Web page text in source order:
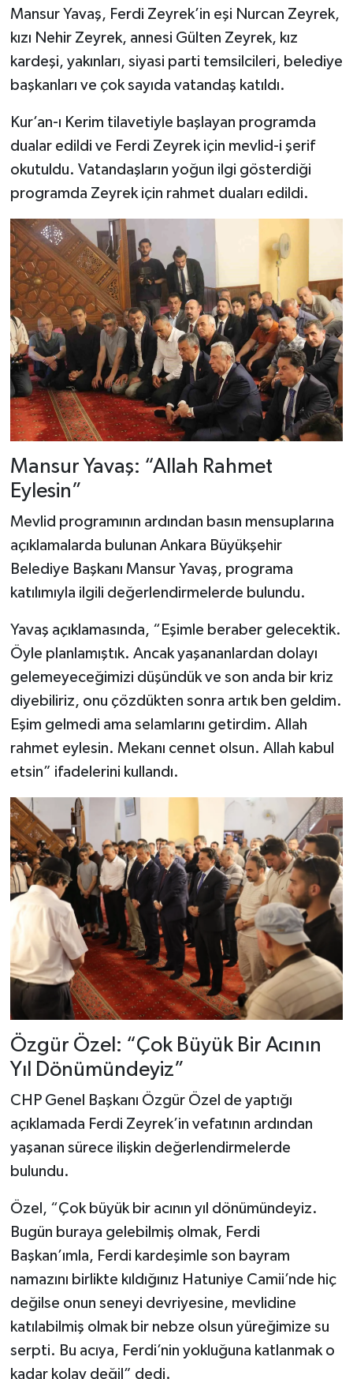
Mansur Yavaş, Ferdi Zeyrek’in eşi Nurcan Zeyrek,
kızı Nehir Zeyrek, annesi Gülten Zeyrek, kız
kardeşi, yakınları, siyasi parti temsilcileri, belediye
başkanları ve çok sayıda vatandaş katıldı.
Kur’an-ı Kerim tilavetiyle başlayan programda
dualar edildi ve Ferdi Zeyrek için mevlid-i şerif
okutuldu. Vatandaşların yoğun ilgi gösterdiği
programda Zeyrek için rahmet duaları edildi.
Mansur Yavaş: “Allah Rahmet
Eylesin”
Mevlid programının ardından basın mensuplarına
açıklamalarda bulunan Ankara Büyükşehir
Belediye Başkanı Mansur Yavaş, programa
katılımıyla ilgili değerlendirmelerde bulundu.
Yavaş açıklamasında, “Eşimle beraber gelecektik.
Öyle planlamıştık. Ancak yaşananlardan dolayı
gelemeyeceğimizi düşündük ve son anda bir kriz
diyebiliriz, onu çözdükten sonra artık ben geldim.
Eşim gelmedi ama selamlarını getirdim. Allah
rahmet eylesin. Mekanı cennet olsun. Allah kabul
etsin” ifadelerini kullandı.
Özgür Özel: “Çok Büyük Bir Acının
Yıl Dönümündeyiz”
CHP Genel Başkanı Özgür Özel de yaptığı
açıklamada Ferdi Zeyrek’in vefatının ardından
yaşanan sürece ilişkin değerlendirmelerde
bulundu.
Özel, “Çok büyük bir acının yıl dönümündeyiz.
Bugün buraya gelebilmiş olmak, Ferdi
Başkan’ımla, Ferdi kardeşimle son bayram
namazını birlikte kıldığınız Hatuniye Camii’nde hiç
değilse onun seneyi devriyesine, mevlidine
katılabilmiş olmak bir nebze olsun yüreğimize su
serpti. Bu acıya, Ferdi’nin yokluğuna katlanmak o
kadar kolay değil” dedi.